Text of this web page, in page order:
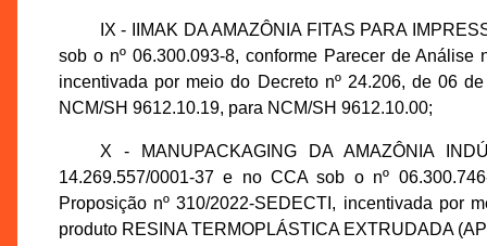
IX - IIMAK DA AMAZÔNIA FITAS PARA
sob o nº 06.300.093-8, conforme Parecer de Análise
incentivada por meio do Decreto nº 24.206, de 06
NCM/SH 9612.10.19, para NCM/SH 9612.10.00;
X - MANUPACKAGING DA AMAZÔNIA
14.269.557/0001-37 e no CCA sob o nº
Proposição nº 310/2022-SEDECTI, incentivada por
produto RESINA TERMOPLÁSTICA EXTRUDADA